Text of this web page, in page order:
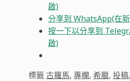
啟)
分享到 WhatsApp(在
按一下以分享到
啟)
標籤 古羅馬, 專欄, 希臘, 投稿,